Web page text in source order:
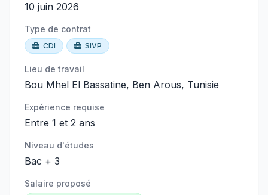
10 juin 2026
Type de contrat
CDI SIVP
Lieu de travail
Bou Mhel El Bassatine, Ben Arous, Tunisie
Expérience requise
Entre 1 et 2 ans
Niveau d'études
Bac + 3
Salaire proposé